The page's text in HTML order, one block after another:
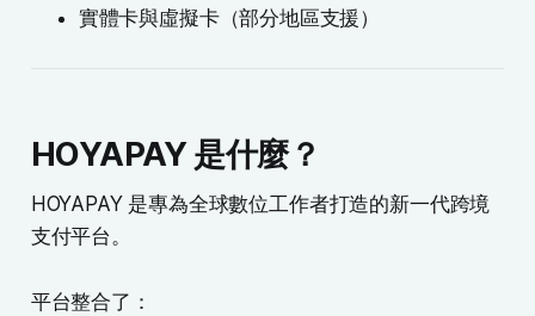
實體卡與虛擬卡（部分地區支援）
HOYAPAY 是什麼？
HOYAPAY 是專為全球數位工作者打造的新一代跨境
支付平台。
平台整合了：